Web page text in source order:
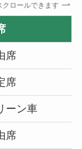
クロールできます
席
席
ーン車
席